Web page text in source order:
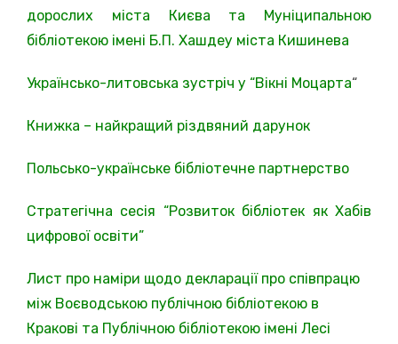
дорослих міста Києва та Муніципальною
бібліотекою імені Б.П. Хашдеу міста Кишинева
Українсько-литовська зустріч у “Вікні Моцарта“
Книжка – найкращий різдвяний дарунок
Польсько-українське бібліотечне партнерство
Стратегічна сесія “Розвиток бібліотек як Хабів
цифрової освіти”
Лист про наміри щодо декларації про співпрацю
між Воєводською публічною бібліотекою в
Кракові та Публічною бібліотекою імені Лесі